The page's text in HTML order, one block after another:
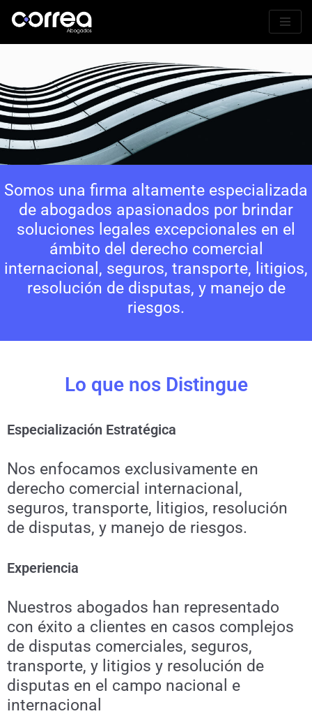
Somos una firma altamente especializada
de abogados apasionados por brindar
soluciones legales excepcionales en el
ámbito del derecho comercial
internacional, seguros, transporte, litigios,
resolución de disputas, y manejo de
riesgos.
Lo que nos Distingue
Especialización Estratégica
Nos enfocamos exclusivamente en
derecho comercial internacional,
seguros, transporte, litigios, resolución
de disputas, y manejo de riesgos.
Experiencia
Nuestros abogados han representado
con éxito a clientes en casos complejos
de disputas comerciales, seguros,
transporte, y litigios y resolución de
disputas en el campo nacional e
internacional